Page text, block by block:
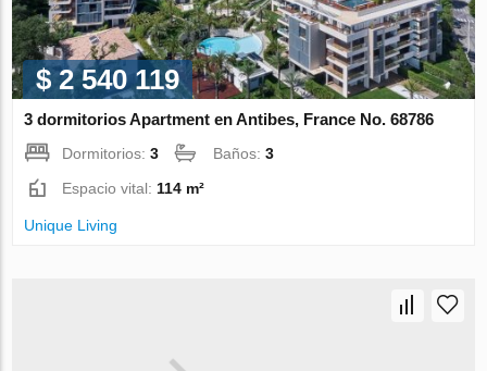
$ 2 540 119
3 dormitorios Apartment en Antibes, France No. 68786
Dormitorios:3 Baños:3
Espacio vital: 114 m²
Unique Living